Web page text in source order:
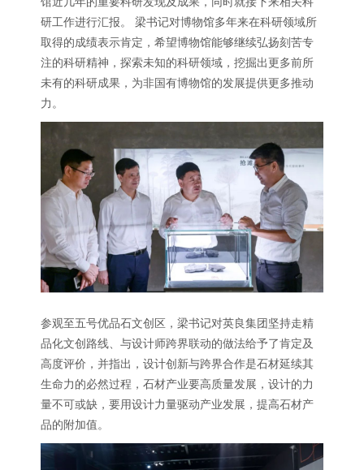
研工作进行汇报。 梁书记对博物馆多年来在科研领域所
取得的成绩表示肯定，希望博物馆能够继续弘扬刻苦专
注的科研精神，探索未知的科研领域，挖掘出更多前所
未有的科研成果，为非国有博物馆的发展提供更多推动
力。
参观至五号优品石文创区，梁书记对英良集团坚持走精
品化文创路线、与设计师跨界联动的做法给予了肯定及
高度评价，并指出，设计创新与跨界合作是石材延续其
生命力的必然过程，石材产业要高质量发展，设计的力
量不可或缺，要用设计力量驱动产业发展，提高石材产
品的附加值。